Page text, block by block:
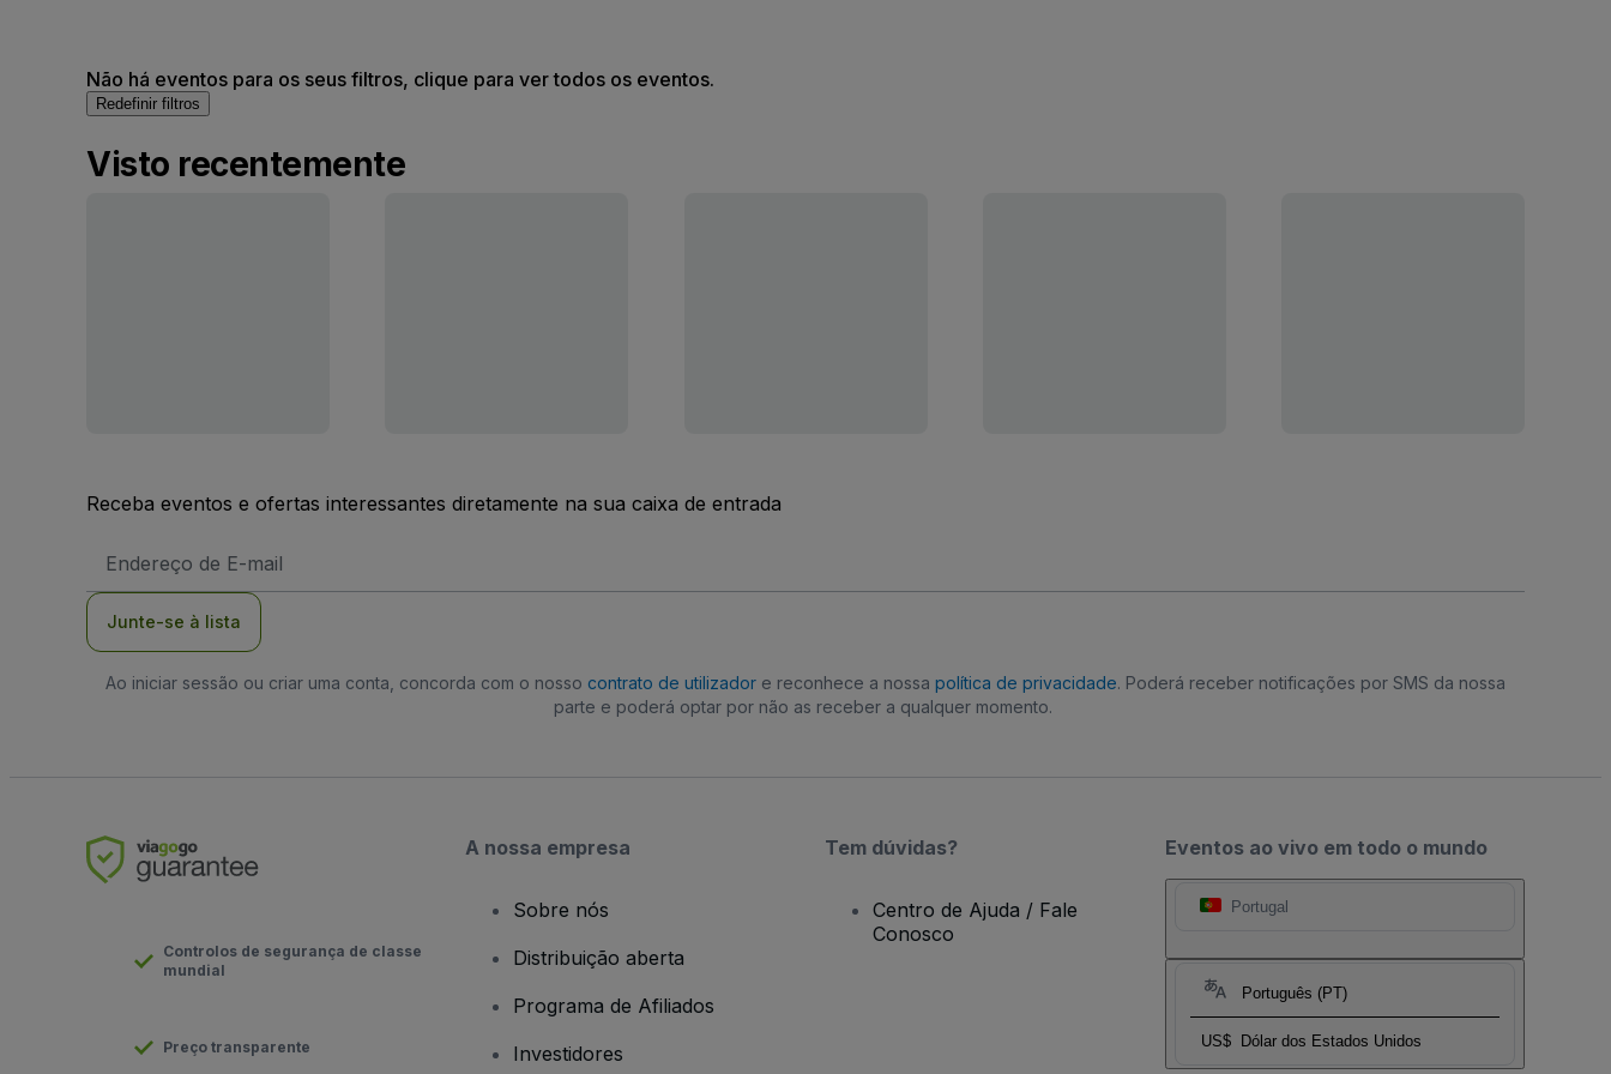
Não há eventos para os seus filtros, clique para ver todos os eventos.
Redefinir filtros
Visto recentemente
Receba eventos e ofertas interessantes diretamente na sua caixa de entrada
de
Junte-se à lista
Ao iniciar sessão ou criar uma conta, concorda com o nosso contrato de utilizador e reconhece a nossa política de privacidade. Poderá receber notificações por SMS da nossa
parte e poderá optar por não as receber a qualquer momento.
Eventos ao vivo em todo o mundo
Portugal
Português (PT)
US$ Dólar dos Estados Unidos
Controlos de segurança de classe
mundial
Preço transparente
A nossa empresa
Sobre nós
Distribuição aberta
Programa de Afiliados
Investidores
Tem dúvidas?
Centro de Ajuda / Fale
Conosco